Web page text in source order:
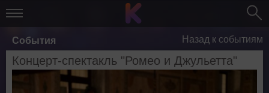
События Назад к событиям
Концерт-спектакль "Ромео и Джульетта"